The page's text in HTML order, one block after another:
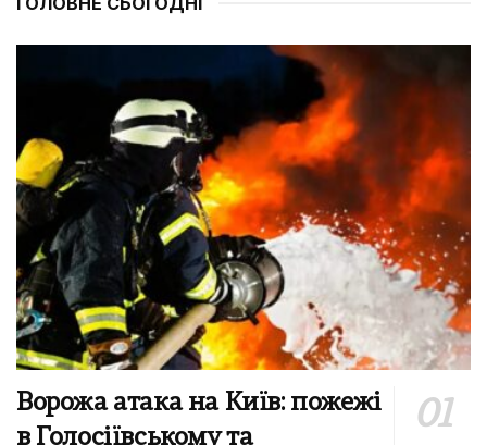
Ворожа атака на Київ: пожежі
в Голосіївському та